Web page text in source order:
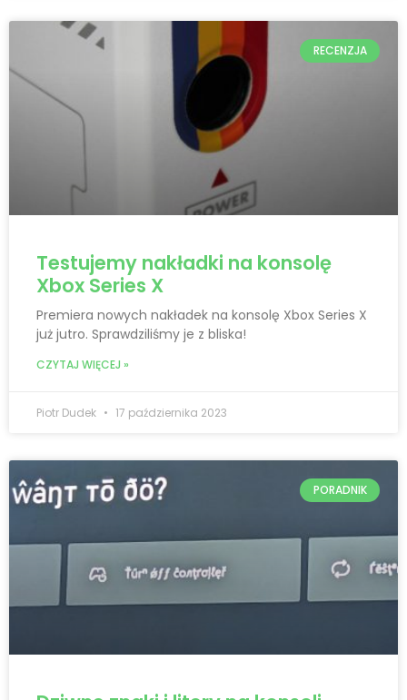
RECENZJA
Testujemy nakładki na konsolę
Xbox Series X
Premiera nowych nakładek na konsolę Xbox Series X
już jutro. Sprawdziliśmy je z bliska!
CZYTAJ WIĘCEJ »
Piotr Dudek 17 października 2023
PORADNIK